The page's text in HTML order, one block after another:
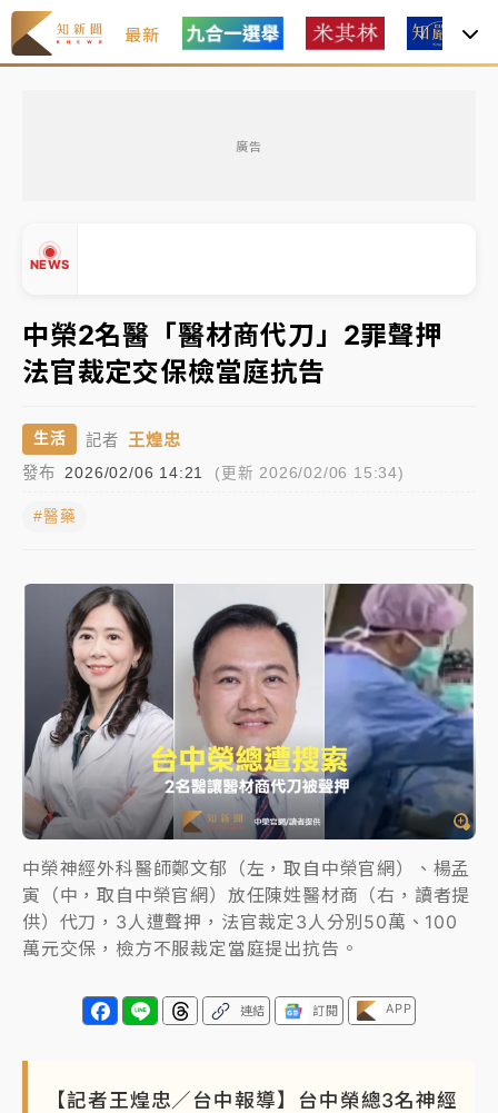
最新
廣告
NEWS
中信慈善基金會想增加董事人數！辜仲諒向法院聲請遭
駁 理由曝光
故宮《龍藏經》特展第2檔！今線上預約開賣一度塞車
周六起展出延長至晚上7時
台東農業處長涉圖利渡假村！東檢抗告成功 今重開羈
父親節泡湯了！中颱白海豚雨彈轟3天 「紅到發紫」降
雨熱區曝
暑假過三周才推「E宿新北打卡趣」！抽獎程序複雜 觀
旅局回應了
中信慈善基金會想增加董事人數！辜仲諒向法院聲請遭
駁 理由曝光
故宮《龍藏經》特展第2檔！今線上預約開賣一度塞車
周六起展出延長至晚上7時
台東農業處長涉圖利渡假村！東檢抗告成功 今重開羈
押庭
父親節泡湯了！中颱白海豚雨彈轟3天 「紅到發紫」降
雨熱區曝
中榮2名醫「醫材商代刀」2罪聲押
法官裁定交保檢當庭抗告
生活 記者 王煌忠
發布 2026/02/06 14:21 (更新 2026/02/06 15:34)
#醫藥
中榮神經外科醫師鄭文郁（左，取自中榮官網）、楊孟
寅（中，取自中榮官網）放任陳姓醫材商（右，讀者提
供）代刀，3人遭聲押，法官裁定3人分別50萬、100
萬元交保，檢方不服裁定當庭提出抗告。
連結 訂閱 APP
【記者王煌忠／台中報導】台中榮總3名神經